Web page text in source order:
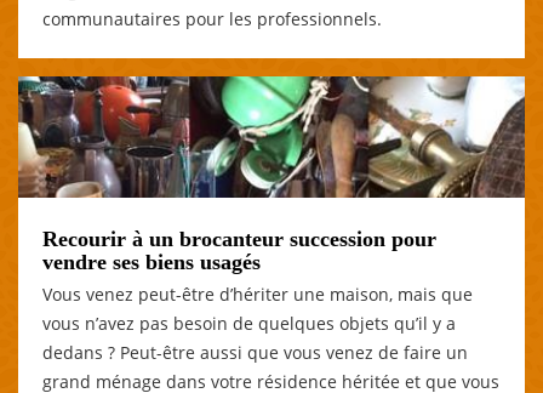
communautaires pour les professionnels.
Recourir à un brocanteur succession pour
vendre ses biens usagés
Vous venez peut-être d’hériter une maison, mais que
vous n’avez pas besoin de quelques objets qu’il y a
dedans ? Peut-être aussi que vous venez de faire un
grand ménage dans votre résidence héritée et que vous